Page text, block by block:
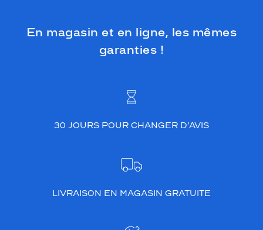
En magasin et en ligne, les mêmes
garanties !
30 JOURS POUR CHANGER D’AVIS
LIVRAISON EN MAGASIN GRATUITE